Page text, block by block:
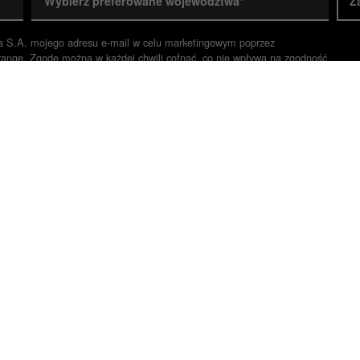
mojego adresu e-mail w celu marketingowym poprzez
Zgodę można w każdej chwili cofnąć, co nie wpływa na zgodność